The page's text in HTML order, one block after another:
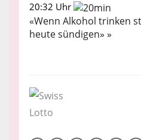
20:32 Uhr
«Wenn Alkohol trinken
heute sündigen» »